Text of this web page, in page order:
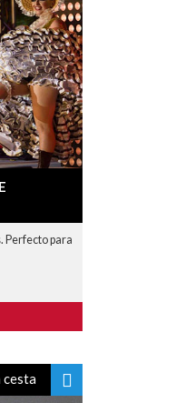
Perfecto para
cesta